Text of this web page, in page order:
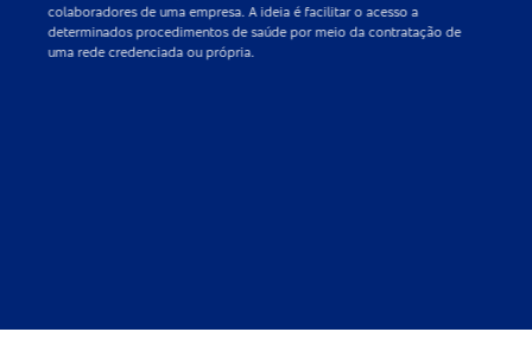
colaboradores de uma empresa. A ideia é facilitar o acesso a
determinados procedimentos de saúde por meio da contratação de
uma rede credenciada ou própria.